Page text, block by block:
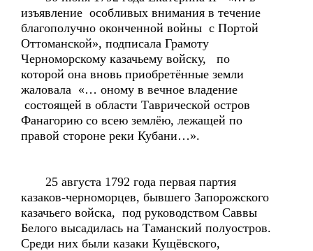
изъявление особливых внимания в течение
благополучно оконченной войны с Портой
Оттоманской», подписала Грамоту
Черноморскому казачьему войску, по
которой она вновь приобретённые земли
жаловала «… оному в вечное владение
состоящей в области Таврической остров
Фанагорию со всею землёю, лежащей по
правой стороне реки Кубани…».
25 августа 1792 года первая партия
казаков-черноморцев, бывшего Запорожского
казачьего войска, под руководством Саввы
Белого высадилась на Таманский полуостров.
Среди них были казаки Кущёвского,